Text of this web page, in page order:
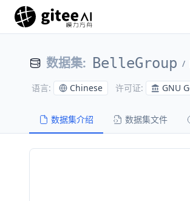
数据集: BelleGroup /
语言: Chinese 许可证: GNU
数据集介绍 数据集文件